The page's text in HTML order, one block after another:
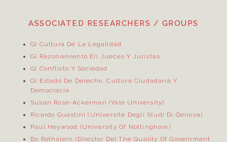
ASSOCIATED RESEARCHERS / GROUPS
GI Cultura De La Legalidad
GI Razonamiento En Jueces Y Juristas
GI Conflicto Y Sociedad
GI Estado De Derecho, Cultura Ciudadana Y
Democracia
Susan Rose-Ackerman (Yale University)
Ricardo Guastini (Università Degli Studi Di Genova)
Paul Heywood (University Of Nottingham)
Bo Rothstein (Director DelThe Quality Of Government